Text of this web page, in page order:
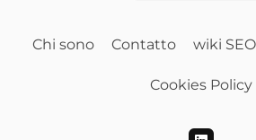
Chi sono Contatto wiki SEO
Cookies Policy